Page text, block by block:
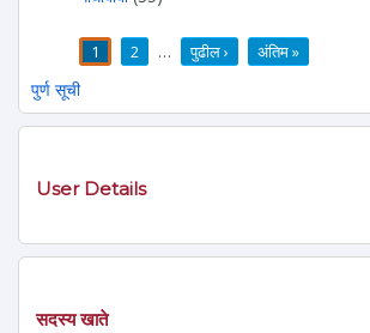
1 2 … पुढील › अंतिम »
पुर्ण सूची
User Details
सदस्य खाते